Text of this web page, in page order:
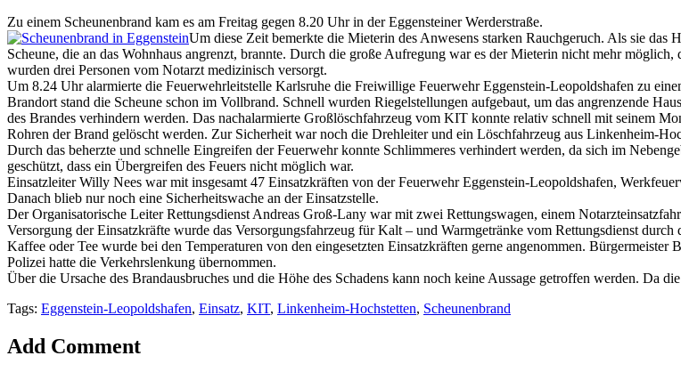
Zu einem Scheunenbrand kam es am Freitag gegen 8.20 Uhr in der Eggensteiner Werderstraße.
Um diese Zeit bemerkte die Mieterin des Anwesens starken Rauchgeruch. Als sie das
Scheune, die an das Wohnhaus angrenzt, brannte. Durch die große Aufregung war es der Mieterin nicht mehr
wurden drei Personen vom Notarzt medizinisch versorgt.
Um 8.24 Uhr alarmierte die Feuerwehrleitstelle Karlsruhe die Freiwillige Feuerwehr Eggenstein-Leopoldshafen zu
Brandort stand die Scheune schon im Vollbrand. Schnell wurden Riegelstellungen aufgebaut, um das angrenzende
des Brandes verhindern werden. Das nachalarmierte Großlöschfahrzeug vom KIT konnte relativ schnell mit seinem
Rohren der Brand gelöscht werden. Zur Sicherheit war noch die Drehleiter und ein Löschfahrzeug aus Linkenheim-
Durch das beherzte und schnelle Eingreifen der Feuerwehr konnte Schlimmeres verhindert werden, da sich im
geschützt, dass ein Übergreifen des Feuers nicht möglich war.
Einsatzleiter Willy Nees war mit insgesamt 47 Einsatzkräften von der Feuerwehr Eggenstein-Leopoldshafen,
Danach blieb nur noch eine Sicherheitswache an der Einsatzstelle.
Der Organisatorische Leiter Rettungsdienst Andreas Groß-Lany war mit zwei Rettungswagen, einem
Versorgung der Einsatzkräfte wurde das Versorgungsfahrzeug für Kalt – und Warmgetränke vom Rettungsdienst
Kaffee oder Tee wurde bei den Temperaturen von den eingesetzten Einsatzkräften gerne angenommen.
Polizei hatte die Verkehrslenkung übernommen.
Über die Ursache des Brandausbruches und die Höhe des Schadens kann noch keine Aussage getroffen werden. Da
Tags: Eggenstein-Leopoldshafen, Einsatz, KIT, Linkenheim-Hochstetten, Scheunenbrand
Add Comment